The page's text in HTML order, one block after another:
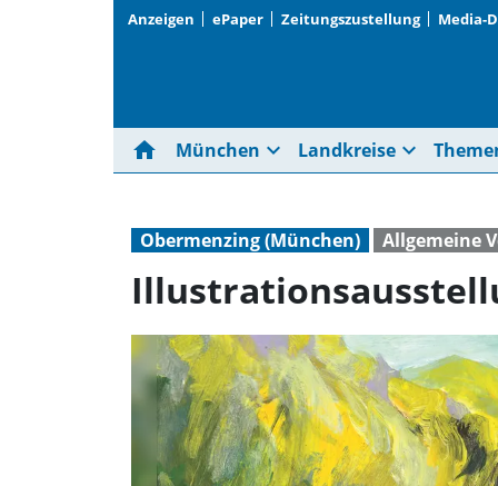
Anzeigen ePaper Zeitungszustellung Media-
home München expand_more Landkreise expand_more
Obermenzing (München) Allgemeine